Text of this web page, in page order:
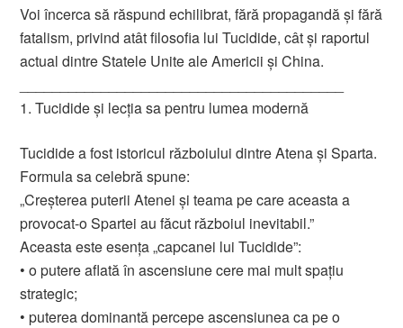
Voi încerca să răspund echilibrat, fără propagandă și fără
fatalism, privind atât filosofia lui Tucidide, cât și raportul
actual dintre Statele Unite ale Americii și China.
1. Tucidide și lecția sa pentru lumea modernă
Tucidide a fost istoricul războiului dintre Atena și Sparta.
Formula sa celebră spune:
„Creșterea puterii Atenei și teama pe care aceasta a
provocat-o Spartei au făcut războiul inevitabil.”
Aceasta este esența „capcanei lui Tucidide”:
• o putere aflată în ascensiune cere mai mult spațiu
strategic;
• puterea dominantă percepe ascensiunea ca pe o